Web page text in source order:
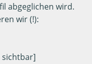
abgeglichen wird.
wir (!):